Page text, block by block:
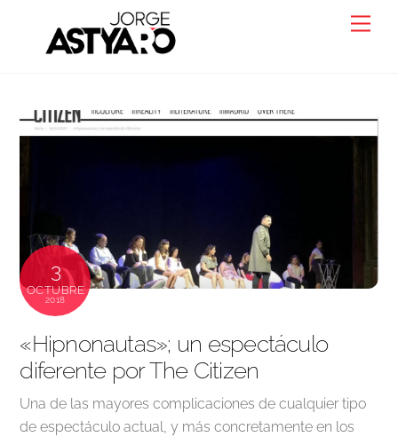
content
3
OCTUBRE
2018
«Hipnonautas»; un espectáculo
diferente por The Citizen
Una de las mayores complicaciones de cualquier tipo
de espectáculo actual, y más concretamente en los